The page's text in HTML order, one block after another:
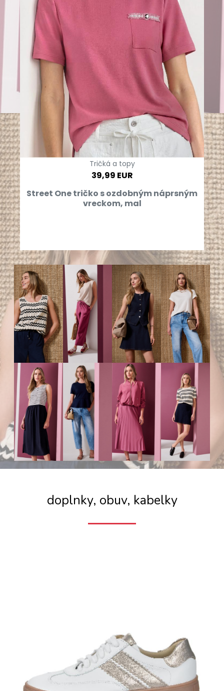
Tričká a topy
39,99 EUR
Street One tričko s ozdobným náprsným
vreckom, mal
doplnky, obuv, kabelky